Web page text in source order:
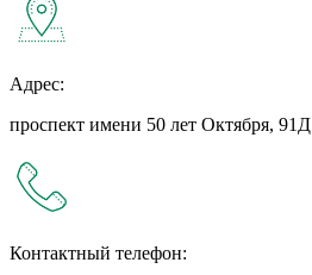
Адрес:
проспект имени 50 лет Октября, 91Д
Контактный телефон: